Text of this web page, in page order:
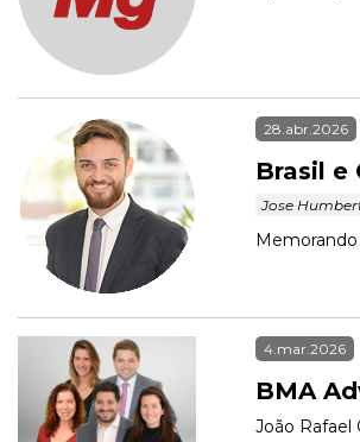
28.abr.2026
Brasil e
Jose
4.mar.2026
BMA
João Rafael